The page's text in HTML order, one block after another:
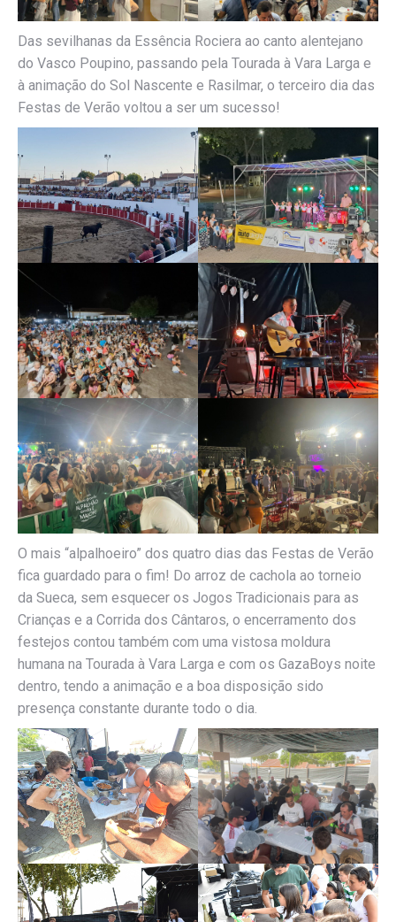
Das sevilhanas da Essência Rociera ao canto alentejano
do Vasco Poupino, passando pela Tourada à Vara Larga e
à animação do Sol Nascente e Rasilmar, o terceiro dia das
Festas de Verão voltou a ser um sucesso!
O mais “alpalhoeiro” dos quatro dias das Festas de Verão
fica guardado para o fim! Do arroz de cachola ao torneio
da Sueca, sem esquecer os Jogos Tradicionais para as
Crianças e a Corrida dos Cântaros, o encerramento dos
festejos contou também com uma vistosa moldura
humana na Tourada à Vara Larga e com os GazaBoys noite
dentro, tendo a animação e a boa disposição sido
presença constante durante todo o dia.